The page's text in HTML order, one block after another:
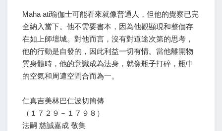
Maha ati瑜伽士可能看來就像普通人，但他的覺察已完
全納入當下。他不需要書本，因為他觀顯現和整個存
在如上師壇城。對他而言，沒有對道途次第的思考，
他的行動是自發的，因此利益一切有情。當他離開物
質身體時，他的意識成為法身，就像瓶子打碎，瓶中
的空氣和周遭空間合而為一。
仁真吉美林巴仁波切簡傳
（１７２９－１７９８）
法嗣 慈誠嘉成 敬集